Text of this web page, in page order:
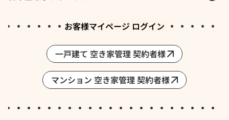
お客様マイページ ログイン
一戸建て 空き家管理 契約者様
マンション 空き家管理 契約者様